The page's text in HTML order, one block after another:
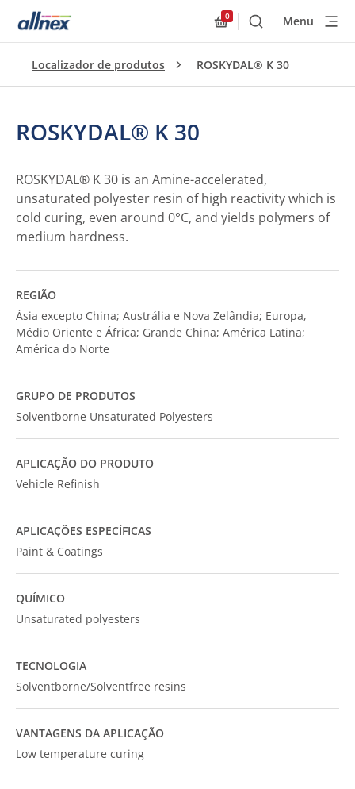
0
BuscarMenu
Localizador de produtos ROSKYDAL® K 30
ROSKYDAL® K 30
ROSKYDAL® K 30 is an Amine-accelerated,
unsaturated polyester resin of high reactivity which is
cold curing, even around 0°C, and yields polymers of
medium hardness.
REGIÃO
Ásia excepto China; Austrália e Nova Zelândia; Europa,
Médio Oriente e África; Grande China; América Latina;
América do Norte
GRUPO DE PRODUTOS
Solventborne Unsaturated Polyesters
APLICAÇÃO DO PRODUTO
Vehicle Refinish
APLICAÇÕES ESPECÍFICAS
Paint & Coatings
QUÍMICO
Unsaturated polyesters
TECNOLOGIA
Solventborne/Solventfree resins
VANTAGENS DA APLICAÇÃO
Low temperature curing